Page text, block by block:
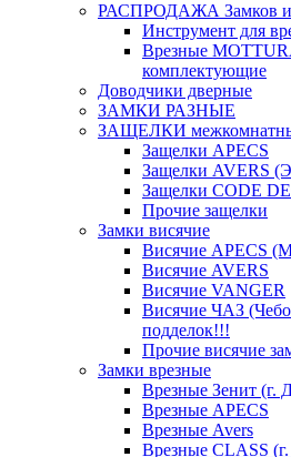
РАСПРОДАЖА Замков и
Инструмент для
Врезные
комплектующие
Доводчики дверные
ЗАМКИ РАЗНЫЕ
ЗАЩЕЛКИ
Защелки APECS
Защелки AVERS
Защелки CODE
Прочие защелки
Замки висячие
Висячие APECS
Висячие AVERS
Висячие VANGER
Висячие ЧАЗ
подделок!!!
Прочие висячие
Замки врезные
Врезные Зенит (г.
Врезные APECS
Врезные Avers
Врезные CLASS